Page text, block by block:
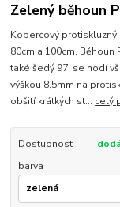
Zelený běhoun
Kobercový
80cm a 100cm. Běhoun
také šedý 97, se hodí
výškou 8,5mm na
obšití krátkých st... celý
Dostupnost
barva